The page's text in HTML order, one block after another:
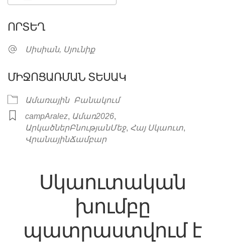
ՈՐՏԵՂ
Սիսիան, Սյունիք
ՄԻՋՈՑԱՌՄԱՆ ՏԵՍԱԿ
Ամառային Բանակում
campAralez, Ամառ2026,
ԱրկածներԲնությանՄեջ, Հայ Սկաուտ,
ՎրանայինՃամբար
Սկաուտական
խումբը
պատրաստվում է